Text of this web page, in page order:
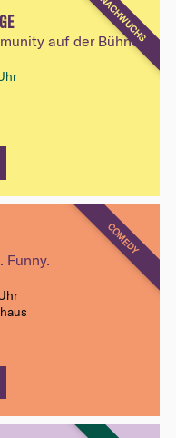
NACHWUCHS
auf der Bühne
COMEDY
Funny.